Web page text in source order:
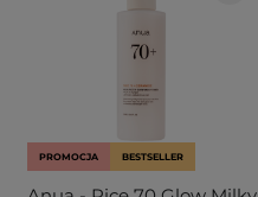
PROMOCJA BESTSELLER